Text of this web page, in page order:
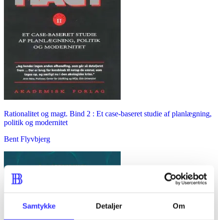
Samtykke Detaljer Om
Rationalitet og magt. Bind 2 : Et case-baseret studie af planlægning,
politik og modernitet
Bent Flyvbjerg